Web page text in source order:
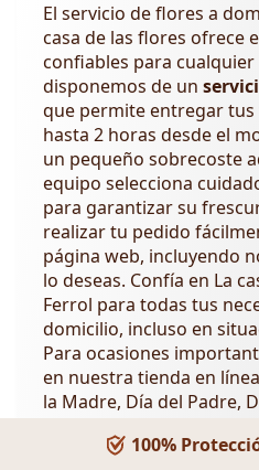
El servicio de flores a
casa de las flores ofrece
confiables para cualquier
disponemos de un
que permite entregar
hasta 2 horas desde el
un pequeño sobrecoste
equipo selecciona
para garantizar su
realizar tu pedido
página web, incluyendo
lo deseas. Confía en La
Ferrol para todas tus
domicilio, incluso en
Para ocasiones
en nuestra tienda en
la Madre, Día del Padre,
100%